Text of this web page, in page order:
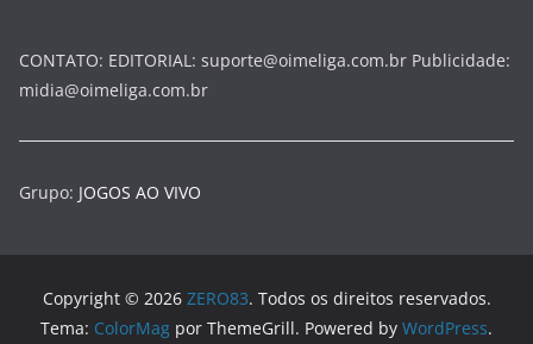
CONTATO: EDITORIAL: suporte@oimeliga.com.br Publicidade:
midia@oimeliga.com.br
Grupo: JOGOS AO VIVO
Copyright © 2026 ZERO83. Todos os direitos reservados.
Tema: ColorMag por ThemeGrill. Powered by WordPress.